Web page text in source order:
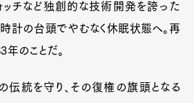
ッチなど独創的な技術開発を誇った
時計の台頭でやむなく休眠状態へ。再
のことだ。
伝統を守り、その復権の旗頭となる